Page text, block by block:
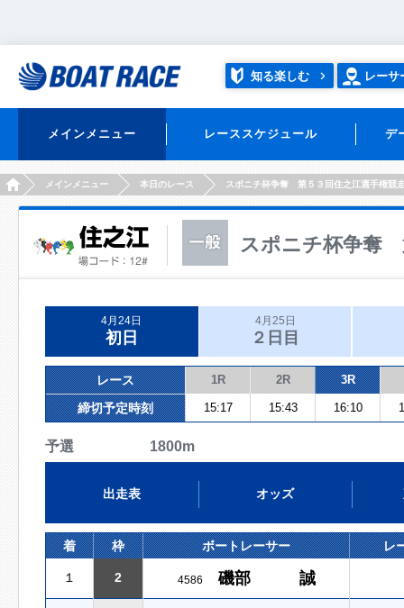
知る楽しむ レーサ
メインメニュー レーススケジュール デ
HOMEメインメニュー 本日のレース スポニチ杯争奪 第５３回住之江選手権競
スポニチ杯争奪
4月24日
初日
4月25日
２日目
レース 1R 2R 3R
締切予定時刻 15:17 15:43 16:10
予選 1800m
出走表 オッズ
着 枠 ボートレーサー レ
１ 2 4586 磯部 誠